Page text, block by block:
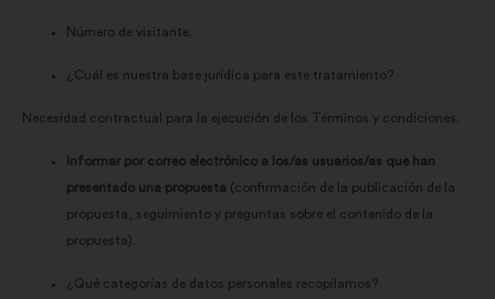
Número de visitante.
¿Cuál es nuestra base jurídica para este tratamiento?
Necesidad contractual para la ejecución de los Términos y condiciones.
Informar por correo electrónico a los/as usuarios/as que han
presentado una propuesta (confirmación de la publicación de la
propuesta, seguimiento y preguntas sobre el contenido de la
propuesta).
¿Qué categorías de datos personales recopilamos?